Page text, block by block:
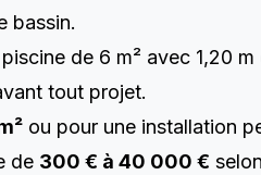
bassin.
piscine de 6 m² avec 1,20
tout projet.
ou pour une installation
de 300 € à 40 000 €